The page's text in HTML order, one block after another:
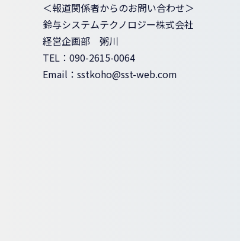
＜報道関係者からのお問い合わせ＞
鈴与システムテクノロジー株式会社
経営企画部 粥川
TEL：090-2615-0064
Email：sstkoho@sst-web.com